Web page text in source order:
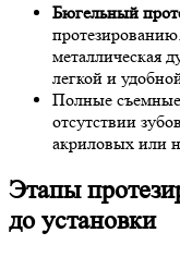
Бюгельный
металлическая
легкой и
Полные
отсутствии
акриловых или
Этапы
до установки